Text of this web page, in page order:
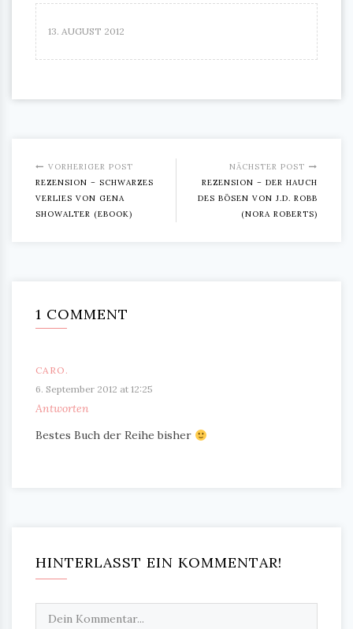
13. AUGUST 2012
VORHERIGER POST
REZENSION – SCHWARZES
VERLIES VON GENA
SHOWALTER (EBOOK)
NÄCHSTER POST
REZENSION – DER HAUCH
DES BÖSEN VON J.D. ROBB
(NORA ROBERTS)
1 COMMENT
CARO.
6. September 2012 at 12:25
Antworten
Bestes Buch der Reihe bisher
HINTERLASST EIN KOMMENTAR!